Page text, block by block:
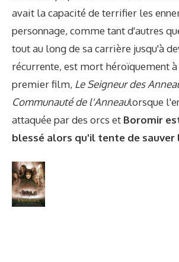
avait la capacité de terrifier les
personnage, comme tant d'autres
tout au long de sa carrière jusqu'à
récurrente, est mort héroïquement
premier film, Le Seigneur des
Communauté de l'Anneaulorsque
attaquée par des orcs et Boromir
blessé alors qu'il tente de sauver